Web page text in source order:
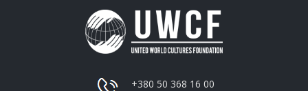
+380 50 368 16 00